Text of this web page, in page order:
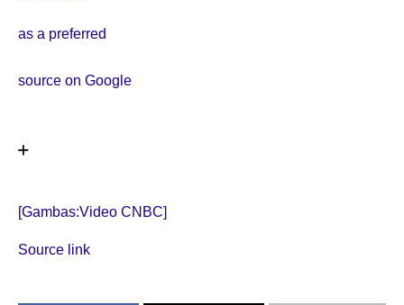
as a preferred
source on Google
[Gambas:Video CNBC]
Source link